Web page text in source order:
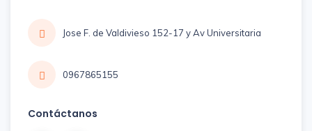
Jose F. de Valdivieso 152-17 y Av Universitaria
0967865155
Contáctanos